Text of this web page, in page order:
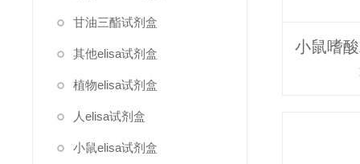
甘油三酯试剂盒
其他elisa试剂盒
植物elisa试剂盒
人elisa试剂盒
小鼠elisa试剂盒